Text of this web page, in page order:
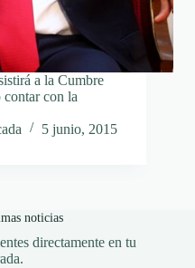
a la Cumbre
con la
5 junio, 2015
noticias
directamente en tu